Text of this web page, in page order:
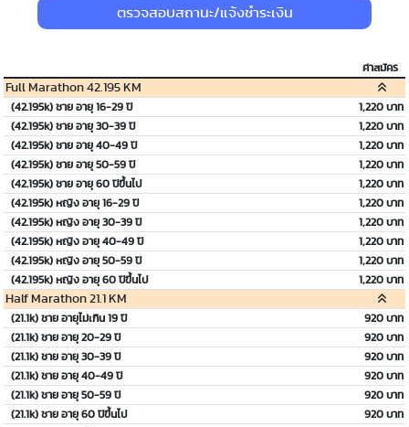
ตรวจสอบสถานะ/แจ้งชำระเงิน
ค่าสมัคร
Full Marathon 42.195 KM
(42.195k) ชาย อายุ 16-29 ปี
1,220 บาท
(42.195k) ชาย อายุ 30-39 ปี
1,220 บาท
(42.195k) ชาย อายุ 40-49 ปี
1,220 บาท
(42.195k) ชาย อายุ 50-59 ปี
1,220 บาท
(42.195k) ชาย อายุ 60 ปีขึ้นไป
1,220 บาท
(42.195k) หญิง อายุ 16-29 ปี
1,220 บาท
(42.195k) หญิง อายุ 30-39 ปี
1,220 บาท
(42.195k) หญิง อายุ 40-49 ปี
1,220 บาท
(42.195k) หญิง อายุ 50-59 ปี
1,220 บาท
(42.195k) หญิง อายุ 60 ปีขึ้นไป
1,220 บาท
Half Marathon 21.1 KM
(21.1k) ชาย อายุไม่เกิน 19 ปี
920 บาท
(21.1k) ชาย อายุ 20-29 ปี
920 บาท
(21.1k) ชาย อายุ 30-39 ปี
920 บาท
(21.1k) ชาย อายุ 40-49 ปี
920 บาท
(21.1k) ชาย อายุ 50-59 ปี
920 บาท
(21.1k) ชาย อายุ 60 ปีขึ้นไป
920 บาท